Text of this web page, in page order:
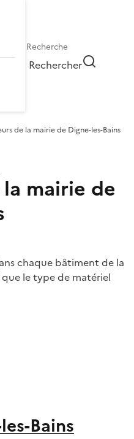
Rechercher
de la mairie de Digne-les-Bains
mairie de
chaque bâtiment de la
que le type de matériel
Bains